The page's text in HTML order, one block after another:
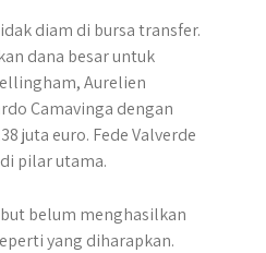
diam di bursa transfer.
dana besar untuk
Aurelien
Camavinga dengan
juta euro. Fede Valverde
pilar utama.
belum menghasilkan
yang diharapkan.